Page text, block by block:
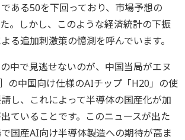
ある50を下回っており、市場予想の
。しかし、このような経済統計の下振
る追加刺激策の憶測を呼んでいます。
中で見逃せないのが、中国当局がエヌ
］の中国向け仕様のAIチップ「H20」の使
し、これによって半導体の国産化が加
ていることです。このニュースが出た
国産AI向け半導体製造への期待が高ま